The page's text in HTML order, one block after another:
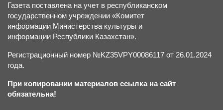
Газета поставлена на учет в республиканском
государственном учреждении «Комитет
информации Министерства культуры и
информации Республики Казахстан».
Регистрационный номер №KZ35VPY00086117 от 26.01.2024
года.
При копировании материалов ссылка на сайт
обязательна!